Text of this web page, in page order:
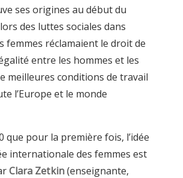
ses origines au début du
des luttes sociales dans
femmes réclamaient le droit de
entre les hommes et les
meilleures conditions de travail
l’Europe et le monde
que pour la première fois, l’idée
internationale des femmes est
Clara Zetkin(enseignante,